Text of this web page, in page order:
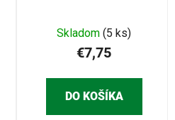
Skladom (5 ks)
€7,75
DO KOŠÍKA